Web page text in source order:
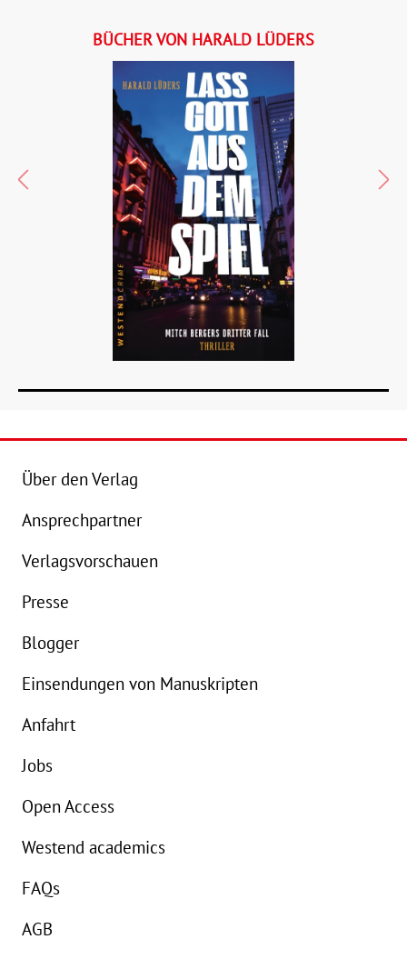
BÜCHER VON HARALD LÜDERS
Über den Verlag
Ansprechpartner
Verlagsvorschauen
Presse
Blogger
Einsendungen von Manuskripten
Anfahrt
Jobs
Open Access
Westend academics
FAQs
AGB